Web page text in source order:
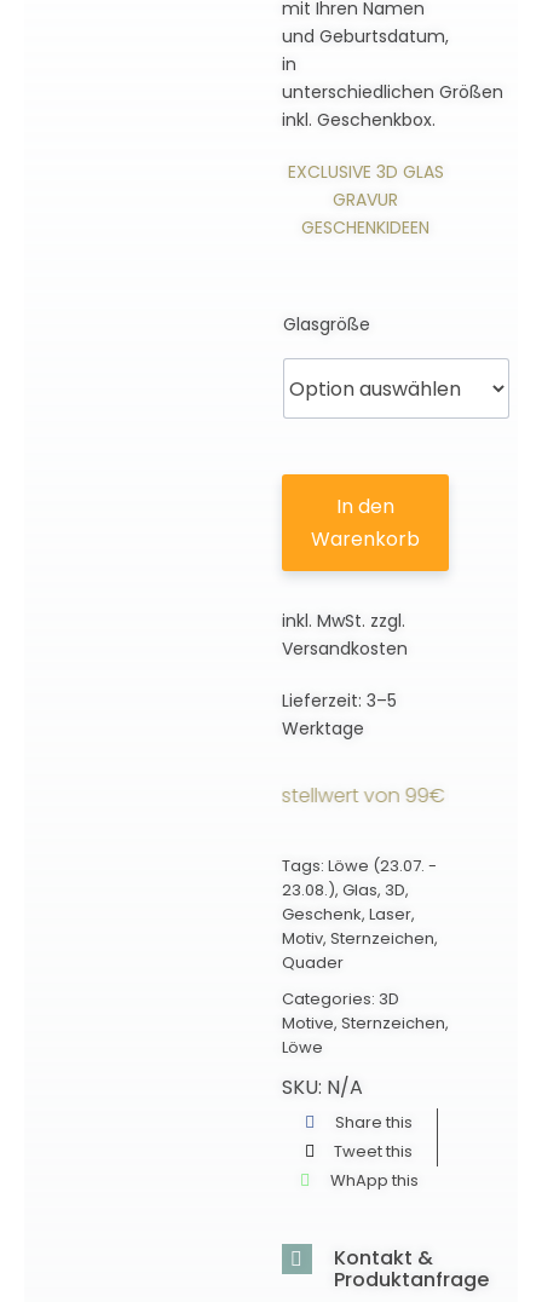
mit Ihren Namen
und Geburtsdatum,
in
unterschiedlichen Größen
inkl. Geschenkbox.
EXCLUSIVE 3D GLAS
GRAVUR
GESCHENKIDEEN
Glasgröße
In den
Warenkorb
inkl. MwSt. zzgl.
Versandkosten
Lieferzeit: 3–5
Werktage
ab einem Bestellwert von 99€ innerhalb
Tags: Löwe (23.07. -
23.08.), Glas, 3D,
Geschenk, Laser,
Motiv, Sternzeichen,
Quader
Categories: 3D
Motive, Sternzeichen,
Löwe
SKU: N/A
Share this
Tweet this
WhApp this
Kontakt &
Produktanfrage